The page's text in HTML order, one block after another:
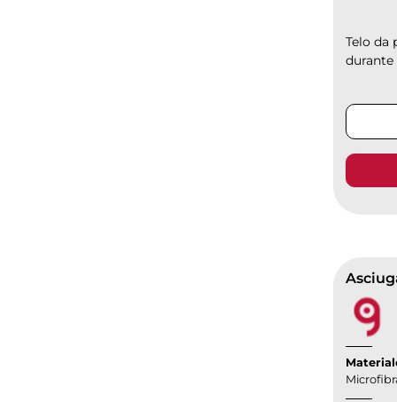
Telo da
durante